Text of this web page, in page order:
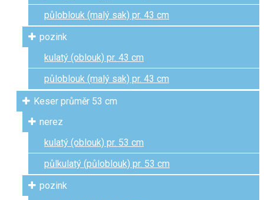
půloblouk (malý sak) pr. 43 cm
pozink
kulatý (oblouk) pr. 43 cm
půloblouk (malý sak) pr. 43 cm
Keser průměr 53 cm
nerez
kulatý (oblouk) pr. 53 cm
půlkulatý (půloblouk) pr. 53 cm
pozink